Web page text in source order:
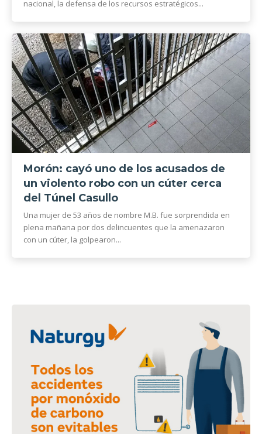
nacional, la defensa de los recursos estratégicos...
Morón: cayó uno de los acusados de
un violento robo con un cúter cerca
del Túnel Casullo
Una mujer de 53 años de nombre M.B. fue sorprendida en
plena mañana por dos delincuentes que la amenazaron
con un cúter, la golpearon...